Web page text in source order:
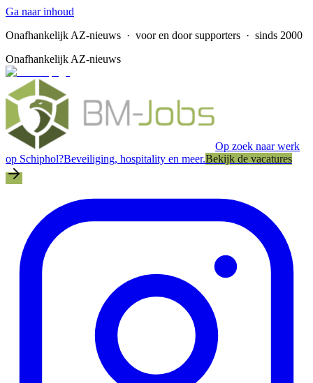
Ga naar inhoud
Onafhankelijk AZ-nieuws · voor en door supporters · sinds 2000
Onafhankelijk AZ-nieuws
Op zoek naar werk
op Schiphol?Beveiliging, hospitality en meer.Bekijk de vacatures